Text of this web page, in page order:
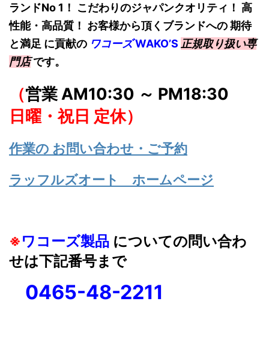
ランドNo 1！ こだわりのジャパンクオリティ！ 高
性能・高品質！ お客様から頂くブランドへの 期待
と満足 に貢献の ワコーズWAKO’S 正規取り扱い専
門店です。
（営業 AM10:30 ～ PM18:30
日曜・祝日 定休）
作業の お問い合わせ・ご予約
ラッフルズオート ホームページ
※ワコーズ製品 についての問い合わ
せは下記番号まで
0465-48-2211